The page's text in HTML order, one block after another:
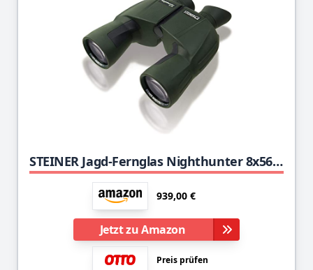
STEINER Jagd-Fernglas Nighthunter 8x56 - Deutsche Qualitätsoptik, Nachtfernglas mit höchster Lichttransmission (96%+), XL-Sehfeld, Testsieger
939,00 €
Jetzt zu Amazon
Preis prüfen